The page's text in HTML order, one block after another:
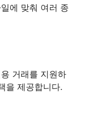
에 맞춰 여러 종
거래를 지원하
을 제공합니다.